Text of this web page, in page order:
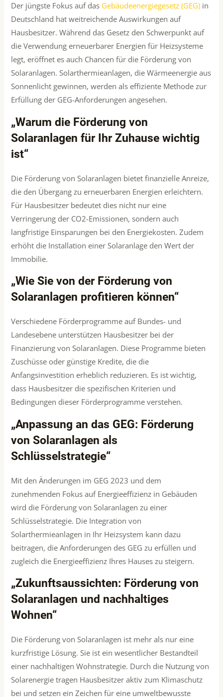
Der jüngste Fokus auf das Gebäudeenergiegesetz (GEG) in
Deutschland hat weitreichende Auswirkungen auf
Hausbesitzer. Während das Gesetz den Schwerpunkt auf
die Verwendung erneuerbarer Energien für Heizsysteme
legt, eröffnet es auch Chancen für die Förderung von
Solaranlagen. Solarthermieanlagen, die Wärmeenergie aus
Sonnenlicht gewinnen, werden als effiziente Methode zur
Erfüllung der GEG-Anforderungen angesehen.
„Warum die Förderung von
Solaranlagen für Ihr Zuhause wichtig
ist“
Die Förderung von Solaranlagen bietet finanzielle Anreize,
die den Übergang zu erneuerbaren Energien erleichtern.
Für Hausbesitzer bedeutet dies nicht nur eine
Verringerung der CO2-Emissionen, sondern auch
langfristige Einsparungen bei den Energiekosten. Zudem
erhöht die Installation einer Solaranlage den Wert der
Immobilie.
„Wie Sie von der Förderung von
Solaranlagen profitieren können“
Verschiedene Förderprogramme auf Bundes- und
Landesebene unterstützen Hausbesitzer bei der
Finanzierung von Solaranlagen. Diese Programme bieten
Zuschüsse oder günstige Kredite, die die
Anfangsinvestition erheblich reduzieren. Es ist wichtig,
dass Hausbesitzer die spezifischen Kriterien und
Bedingungen dieser Förderprogramme verstehen.
„Anpassung an das GEG: Förderung
von Solaranlagen als
Schlüsselstrategie“
Mit den Änderungen im GEG 2023 und dem
zunehmenden Fokus auf Energieeffizienz in Gebäuden
wird die Förderung von Solaranlagen zu einer
Schlüsselstrategie. Die Integration von
Solarthermieanlagen in Ihr Heizsystem kann dazu
beitragen, die Anforderungen des GEG zu erfüllen und
zugleich die Energieeffizienz Ihres Hauses zu steigern.
„Zukunftsaussichten: Förderung von
Solaranlagen und nachhaltiges
Wohnen“
Die Förderung von Solaranlagen ist mehr als nur eine
kurzfristige Lösung. Sie ist ein wesentlicher Bestandteil
einer nachhaltigen Wohnstrategie. Durch die Nutzung von
Solarenergie tragen Hausbesitzer aktiv zum Klimaschutz
bei und setzen ein Zeichen für eine umweltbewusste